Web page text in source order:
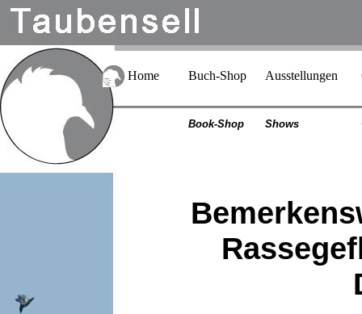
Home Buch-Shop Ausstellungen
Book-Shop Shows